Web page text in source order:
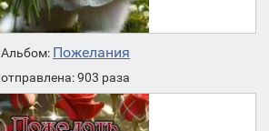
Альбом: Пожелания
отправлена: 903 раза